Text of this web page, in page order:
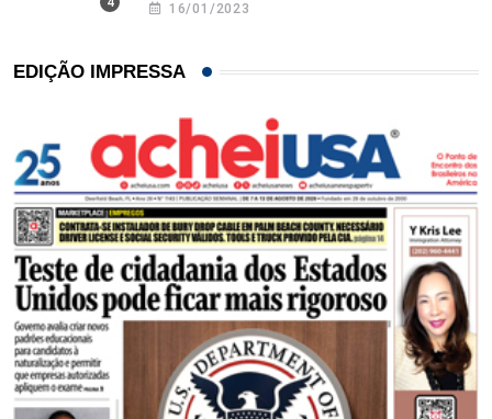
16/01/2023
EDIÇÃO IMPRESSA